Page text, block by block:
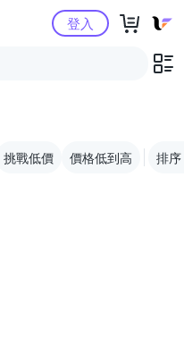
購物中心登入
挑戰低價 價格低到高 排序